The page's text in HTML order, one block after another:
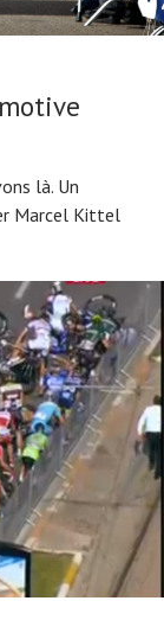
là. Un
Marcel Kittel